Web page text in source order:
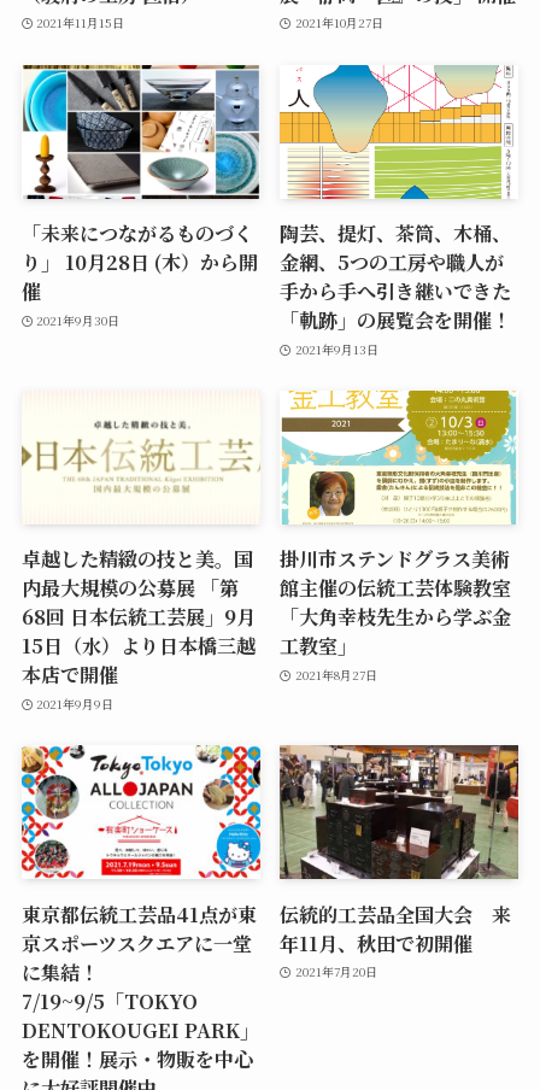
2021年11月15日 2021年10月27日
「未来につながるものづく
り」 10月28日 (木）から開
催
2021年9月30日
陶芸、提灯、茶筒、木桶、
金網、5つの工房や職人が
手から手へ引き継いできた
「軌跡」の展覧会を開催！
2021年9月13日
卓越した精緻の技と美。国
内最大規模の公募展 「第
68回 日本伝統工芸展」9月
15日（水）より日本橋三越
本店で開催
2021年9月9日
掛川市ステンドグラス美術
館主催の伝統工芸体験教室
「大角幸枝先生から学ぶ金
工教室」
2021年8月27日
東京都伝統工芸品41点が東
京スポーツスクエアに一堂
に集結！
7/19~9/5「TOKYO
DENTOKOUGEI PARK」
を開催！展示・物販を中心
伝統的工芸品全国大会 来
年11月、秋田で初開催
2021年7月20日